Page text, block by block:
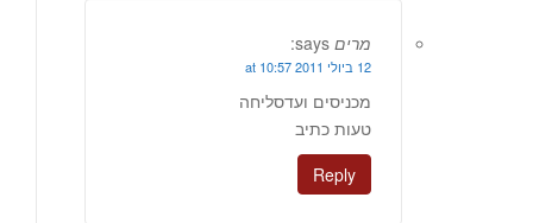
מרים says:
12 ביולי 2011 at 10:57
מכניסים ועדסליחה
טעות כתיב
Reply